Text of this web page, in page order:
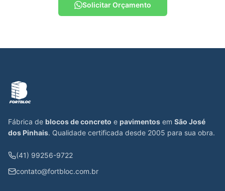
Solicitar Orçamento
Fábrica de blocos de concreto e pavimentos em São José
dos Pinhais. Qualidade certificada desde 2005 para sua obra.
(41) 99256-9722
contato@fortbloc.com.br